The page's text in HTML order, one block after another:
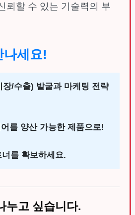
뢰할 수 있는 기술력의 부
나세요!
/수출) 발굴과 마케팅 전략
를 양산 가능한 제품으로!
를 확보하세요.
누고 싶습니다.